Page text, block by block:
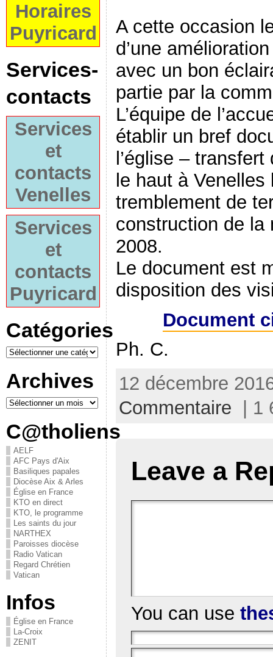
Horaires
Puyricard
Services-
contacts
Services
et
contacts
Venelles
Services
et
contacts
Puyricard
Catégories
Archives
C@tholiens
AELF
AFC Pays d'Aix
Basiliques papales
Diocèse Aix & Arles
Église en France
KTO en direct
KTO, le programme
Les saints du jour
NARTHEX
Paroisses diocèse
Radio Vatican
Regard Chrétien
Vatican
Infos
Église en France
La-Croix
ZENIT
A cette occasion
d’une
avec un bon
partie par la
L’équipe de
établir un bref
l’église –
le haut à
tremblement de
construction de la
2008.
Le document est
disposition des
Document
Ph. C.
12 décembre
Commentaire | 1
Leave a
You can use